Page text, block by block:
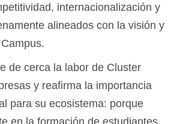
internacionalización y
alineados con la visión y
de cerca la labor de Cluster
y reafirma la importancia
para su ecosistema: porque
en la formación de estudiantes,